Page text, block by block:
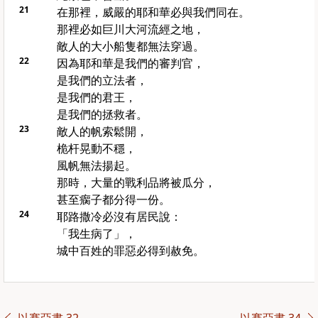
21
在那裡，威嚴的耶和華必與我們同在。
那裡必如巨川大河流經之地，
敵人的大小船隻都無法穿過。
22
因為耶和華是我們的審判官，
是我們的立法者，
是我們的君王，
是我們的拯救者。
23
敵人的帆索鬆開，
桅杆晃動不穩，
風帆無法揚起。
那時，大量的戰利品將被瓜分，
甚至瘸子都分得一份。
24
耶路撒冷必沒有居民說：
「我生病了」，
城中百姓的罪惡必得到赦免。